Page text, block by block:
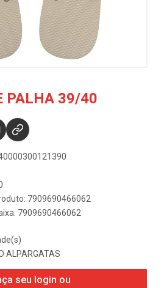
PALHA 39/40
7909690466062
7909690466062
ALPARGATAS
seu login ou